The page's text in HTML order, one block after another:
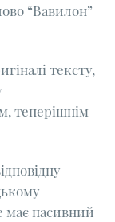
“Вавилон”
тексту,
теперішнім
має пасивний